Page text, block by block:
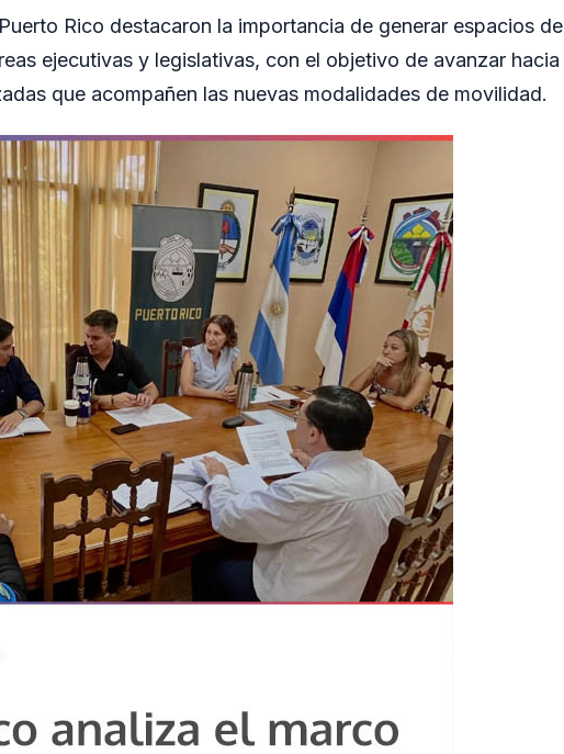
Rico destacaron la importancia de generar espacios de
ejecutivas y legislativas, con el objetivo de avanzar hacia
que acompañen las nuevas modalidades de movilidad.